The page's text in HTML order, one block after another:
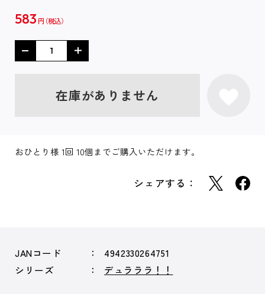
583 円
在庫がありません
おひとり様 1回 10個までご購入いただけます。
シェアする：
JANコード
4942330264751
シリーズ
デュラララ！！